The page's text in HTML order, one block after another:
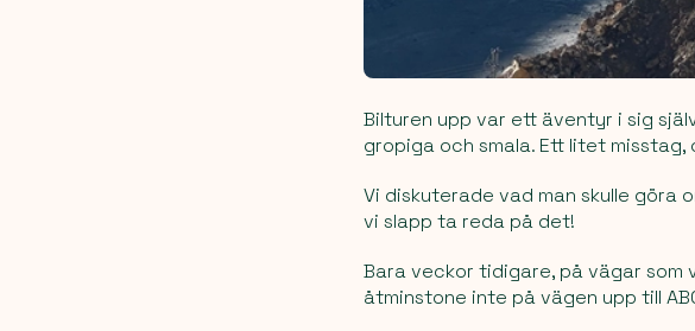
Bilturen upp var ett äventyr i sig
gropiga och smala. Ett litet
Vi diskuterade vad man skulle göra
vi slapp ta reda på det!
Bara veckor tidigare, på vägar som
åtminstone inte på vägen upp till